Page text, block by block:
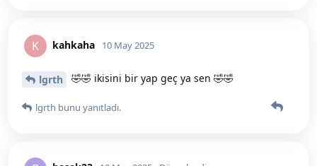
K kahkaha 10 May 2025
lgrth 🤣🤣 ikisini bir yap geç ya sen 🤣🤣
lgrth bunu yanıtladı.